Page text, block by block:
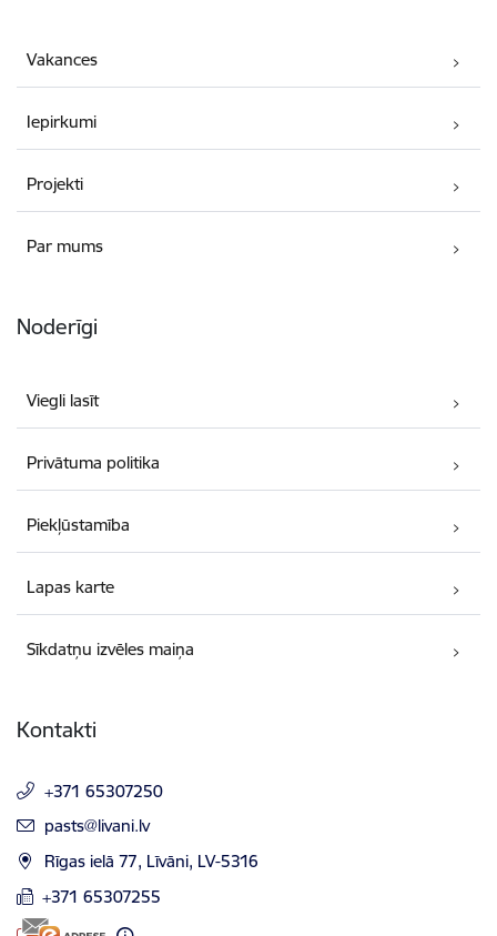
Vakances
Iepirkumi
Projekti
Par mums
Noderīgi
Viegli lasīt
Privātuma politika
Piekļūstamība
Lapas karte
Sīkdatņu izvēles maiņa
Kontakti
+371 65307250
E-pasts:
pasts@livani.lv
Rīgas ielā 77, Līvāni, LV-5316
+371 65307255